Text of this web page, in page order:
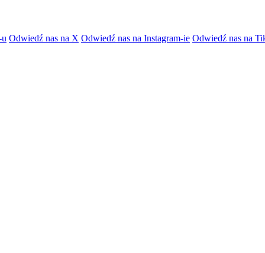
Odwiedź nas na X Odwiedź nas na Instagram-ie Odwiedź nas na